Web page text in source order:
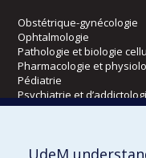
Obstétrique-gynécologie
Ophtalmologie
Pathologie et biologie
Pharmacologie et
Pédiatrie
Psychiatrie et
Radiologie, radio-
UdeM